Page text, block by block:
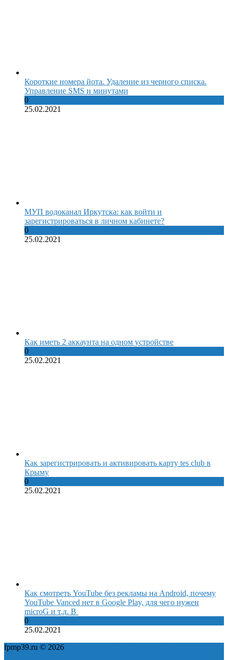
Короткие номера йота. Удаление из черного списка.
Управление SMS и минутами
0
25.02.2021
МУП водоканал Иркутска: как войти и
зарегистрироваться в личном кабинете?
0
25.02.2021
Как иметь 2 аккаунта на одном устройстве
0
25.02.2021
Как зарегистрировать и активировать карту tes club в
Крыму
0
25.02.2021
Как смотреть YouTube без рекламы на Android, почему
YouTube Vanced нет в Google Play, для чего нужен
microG и т.д. В
0
25.02.2021
fpmp39.ru © 2026